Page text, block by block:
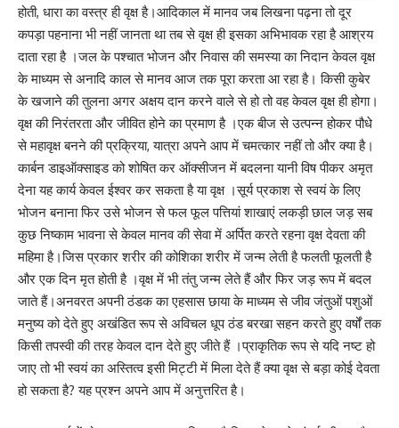
होती, धारा का वस्त्र ही वृक्ष है।आदिकाल में मानव जब लिखना पढ़ना तो दूर
कपड़ा पहनाना भी नहीं जानता था तब से वृक्ष ही इसका अभिभावक रहा है आश्रय
दाता रहा है ।जल के पश्चात भोजन और निवास की समस्या का निदान केवल वृक्ष
के माध्यम से अनादि काल से मानव आज तक पूरा करता आ रहा है। किसी कुबेर
के खजाने की तुलना अगर अक्षय दान करने वाले से हो तो वह केवल वृक्ष ही होगा।
वृक्ष की निरंतरता और जीवित होने का प्रमाण है ।एक बीज से उत्पन्न होकर पौधे
से महावृक्ष बनने की प्रक्रिया, यात्रा अपने आप में चमत्कार नहीं तो और क्या है।
कार्बन डाइऑक्साइड को शोषित कर ऑक्सीजन में बदलना यानी विष पीकर अमृत
देना यह कार्य केवल ईश्वर कर सकता है या वृक्ष ।सूर्य प्रकाश से स्वयं के लिए
भोजन बनाना फिर उसे भोजन से फल फूल पत्तियां शाखाएं लकड़ी छाल जड़ सब
कुछ निष्काम भावना से केवल मानव की सेवा में अर्पित करते रहना वृक्ष देवता की
महिमा है।जिस प्रकार शरीर की कोशिका शरीर में जन्म लेती है फलती फूलती है
और एक दिन मृत होती है ।वृक्ष में भी तंतु जन्म लेते हैं और फिर जड़ रूप में बदल
जाते हैं।अनवरत अपनी ठंडक का एहसास छाया के माध्यम से जीव जंतुओं पशुओं
मनुष्य को देते हुए अखंडित रूप से अविचल धूप ठंड बरखा सहन करते हुए वर्षों तक
किसी तपस्वी की तरह केवल दान देते हुए जीते हैं ।प्राकृतिक रूप से यदि नष्ट हो
जाए तो भी स्वयं का अस्तित्व इसी मिट्टी में मिला देते हैं क्या वृक्ष से बड़ा कोई देवता
हो सकता है? यह प्रश्न अपने आप में अनुत्तरित है।